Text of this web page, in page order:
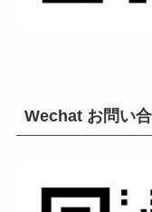
Wechat お問い